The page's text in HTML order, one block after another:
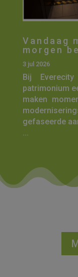
Vandaag
morgen
3 jul 2026
Bij
patrimonium
maken
gefaseerde
...